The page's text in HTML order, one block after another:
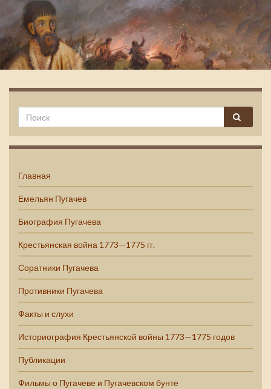
Емельян Пугачев
Главная
Емельян Пугачев
Биография Пугачева
Крестьянская война 1773—1775 гг.
Соратники Пугачева
Противники Пугачева
Факты и слухи
Историография Крестьянской войны 1773—1775 годов
Публикации
Фильмы о Пугачеве и Пугачевском бунте